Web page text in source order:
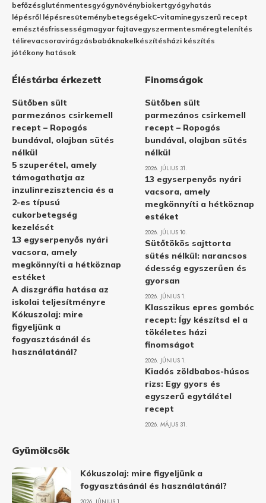
befőzésgluténmentesgyógynövénybiokertgyógyhatás
lépésről lépésresüteménybetegségekC-vitaminegyszerű recept
emésztésfrissességmagyar fajtavegyszermentesméregtelenítés
télirevacsoravirágzásbabáknakelkészítésházi készítés
jótékony hatások
Éléstárba érkezett
Sütőben sült
parmezános csirkemell
recept – Ropogós
bundával, olajban sütés
nélkül
5 szuperétel, amely
támogathatja az
inzulinrezisztencia és a
2-es típusú
cukorbetegség
kezelését
13 egyserpenyős nyári
vacsora, amely
megkönnyíti a hétköznap
estéket
A diszgráfia hatása az
iskolai teljesítményre
Kókuszolaj: mire
figyeljünk a
fogyasztásánál és
használatánál?
Finomságok
Sütőben sült
parmezános csirkemell
recept – Ropogós
bundával, olajban sütés
nélkül
2026. JÚLIUS 31.
13 egyserpenyős nyári
vacsora, amely
megkönnyíti a hétköznap
estéket
2026. JÚLIUS 10.
Sütőtökös sajttorta
sütés nélkül: narancsos
édesség egyszerűen és
gyorsan
2026. JÚNIUS 1.
Klasszikus epres gombóc
recept: Így készítsd el a
tökéletes házi
finomságot
2026. JÚNIUS 1.
Kiadós zöldbabos-húsos
rizs: Egy gyors és
egyszerű egytálétel
recept
2026. MÁJUS 31.
Gyümölcsök
Kókuszolaj: mire figyeljünk a
fogyasztásánál és használatánál?